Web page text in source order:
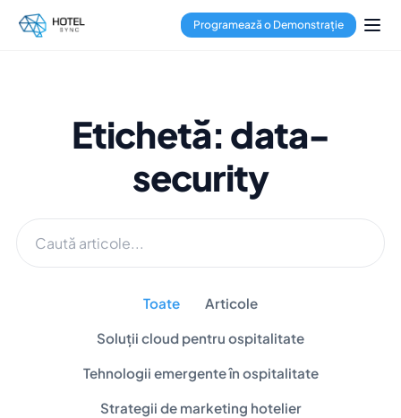
Programează o Demonstrație
Etichetă: data-
security
Toate Articole
Soluții cloud pentru ospitalitate
Tehnologii emergente în ospitalitate
Strategii de marketing hotelier